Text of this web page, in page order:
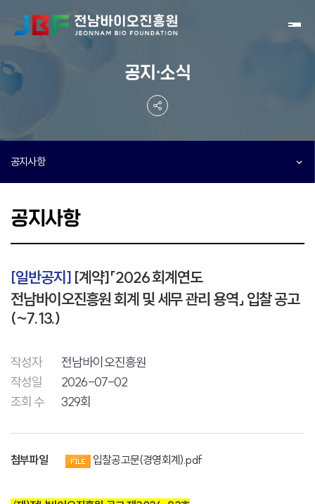
공지·소식
공지사항
공지사항
[일반공지] [계약]「2026 회계연도
전남바이오진흥원 회계 및 세무 관리 용역」 입찰 공고
(~7.13.)
작성자
전남바이오진흥원
작성일
2026-07-02
조회 수
329회
첨부파일 입찰공고문(경영회계).pdf